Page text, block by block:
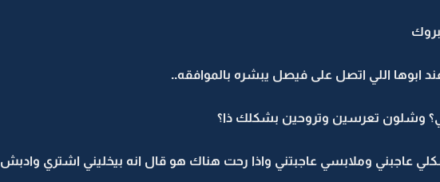
ابوها اللي اتصل على فيصل يبشره بالموافقه..
وشلون تعرسين وتروحين بشكلك ذا؟
شكلي عاجبني وملابسي عاجبتني واذا رحت هناك هو قال انه بيخليني اشتري وادبش